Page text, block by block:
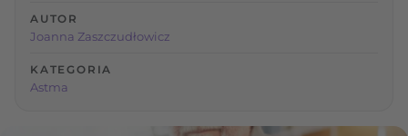
AUTOR
Joanna Zaszczudłowicz
KATEGORIA
Astma